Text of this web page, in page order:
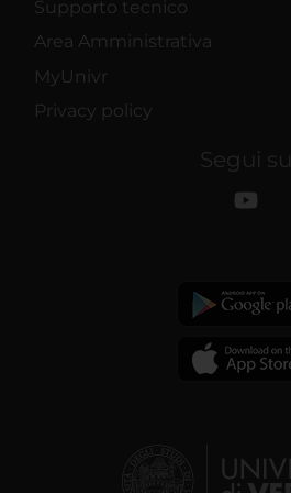
Supporto tecnico
Area Amministrativa
MyUnivr
Privacy policy
Segui su